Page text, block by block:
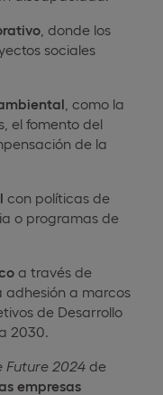
, donde los
sociales
, como la
el fomento del
de la
con políticas de
o programas de
a través de
adhesión a marcos
de Desarrollo
2030.
Future 2024 de
empresas